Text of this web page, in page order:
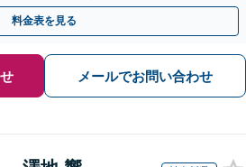
料金表を見る
メールでお問い合わせ